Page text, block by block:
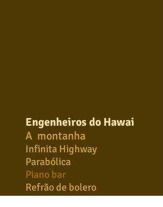
Engenheiros do Hawai
A montanha
Infinita Highway
Parabólica
Piano bar
Refrão de bolero
Somos quem podemos ser